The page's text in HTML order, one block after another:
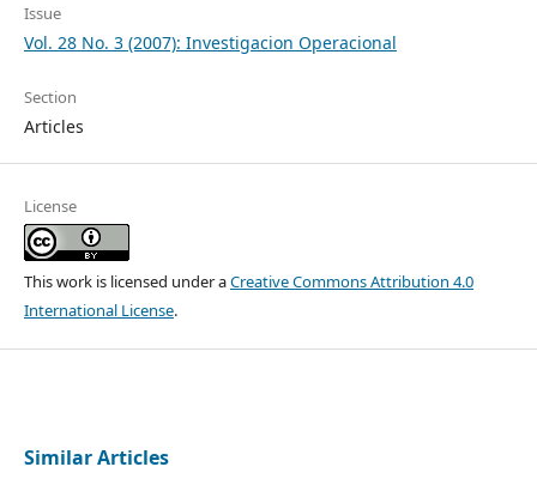
Issue
Vol. 28 No. 3 (2007): Investigacion Operacional
Section
Articles
License
This work is licensed under aCreative Commons Attribution 4.0
International License.
Similar Articles